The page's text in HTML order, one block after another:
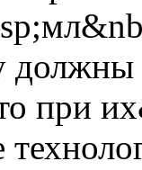
при